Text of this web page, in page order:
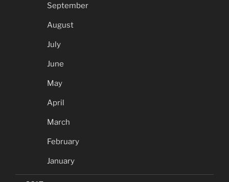
September
August
July
June
May
April
March
February
January